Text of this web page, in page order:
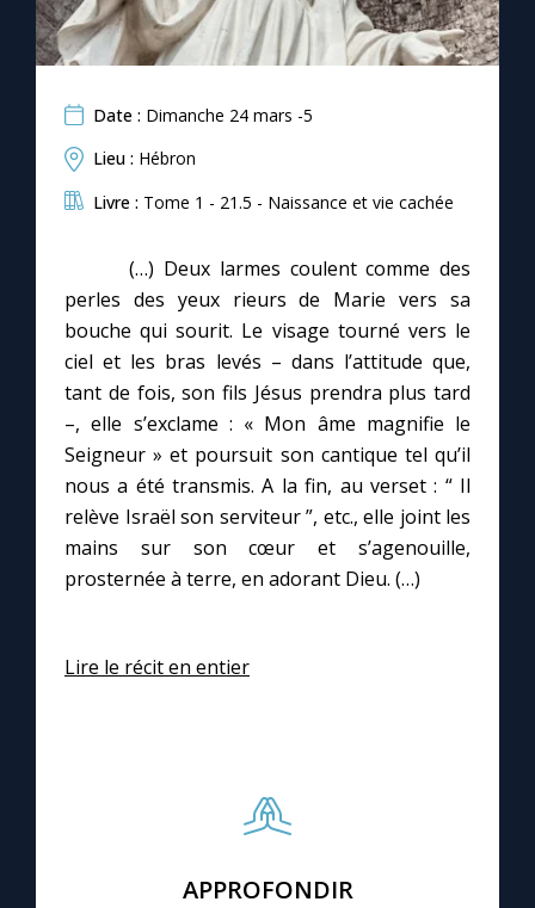
Date : Dimanche 24 mars -5
Lieu : Hébron
Livre : Tome 1 - 21.5 - Naissance et vie cachée
(…) Deux larmes coulent comme des
perles des yeux rieurs de Marie vers sa
bouche qui sourit. Le visage tourné vers le
ciel et les bras levés – dans l’attitude que,
tant de fois, son fils Jésus prendra plus tard
–, elle s’exclame : « Mon âme magnifie le
Seigneur » et poursuit son cantique tel qu’il
nous a été transmis. A la fin, au verset : “ Il
relève Israël son serviteur ”, etc., elle joint les
mains sur son cœur et s’agenouille,
prosternée à terre, en adorant Dieu. (…)
Lire le récit en entier
APPROFONDIR